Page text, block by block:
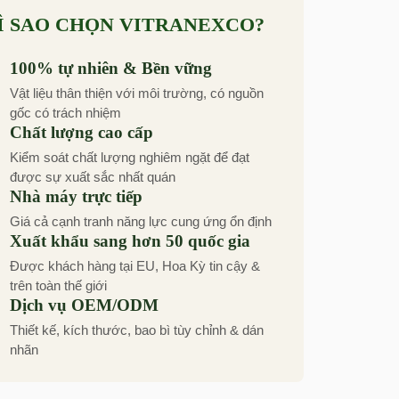
SAO CHỌN VITRANEXCO?
100% tự nhiên & Bền vững
Vật liệu thân thiện với môi trường, có nguồn
gốc có trách nhiệm
Chất lượng cao cấp
Kiểm soát chất lượng nghiêm ngặt để đạt
được sự xuất sắc nhất quán
Nhà máy trực tiếp
Giá cả cạnh tranh năng lực cung ứng ổn định
Xuất khẩu sang hơn 50 quốc gia
Được khách hàng tại EU, Hoa Kỳ tin cậy &
trên toàn thế giới
Dịch vụ OEM/ODM
Thiết kế, kích thước, bao bì tùy chỉnh & dán
nhãn